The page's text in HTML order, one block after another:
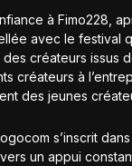
à Fimo228,
avec le festival
créateurs issus
créateurs à
des jeunes
s’inscrit
un appui